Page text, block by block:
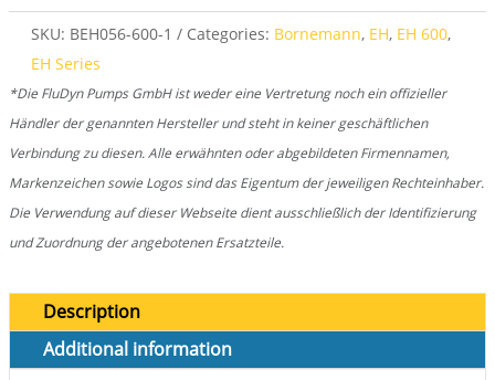
SKU: BEH056-600-1 Categories: Bornemann, EH, EH 600,
EH Series
*Die FluDyn Pumps GmbH ist weder eine Vertretung noch ein offizieller
Händler der genannten Hersteller und steht in keiner geschäftlichen
Verbindung zu diesen. Alle erwähnten oder abgebildeten Firmennamen,
Markenzeichen sowie Logos sind das Eigentum der jeweiligen Rechteinhaber.
Die Verwendung auf dieser Webseite dient ausschließlich der Identifizierung
und Zuordnung der angebotenen Ersatzteile.
Description
Additional information